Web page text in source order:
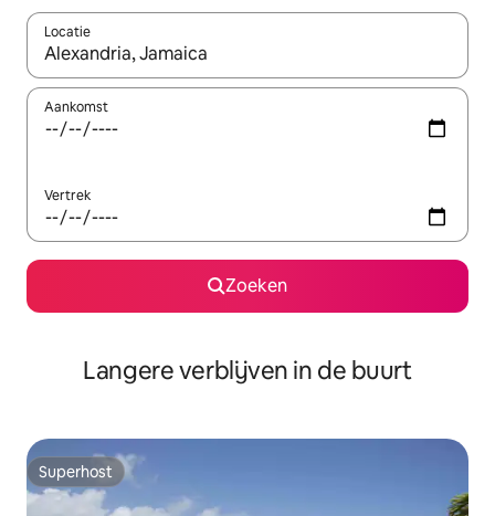
Locatie
Wanneer er resultaten beschikbaar zijn, maak je een keuze
Aankomst
Vertrek
Zoeken
Langere verblijven in de buurt
Superhost
Superhost